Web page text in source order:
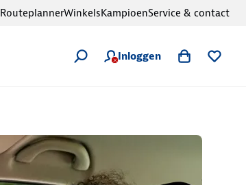
Inloggen
RouteplannerWinkelsKampioenService & contact